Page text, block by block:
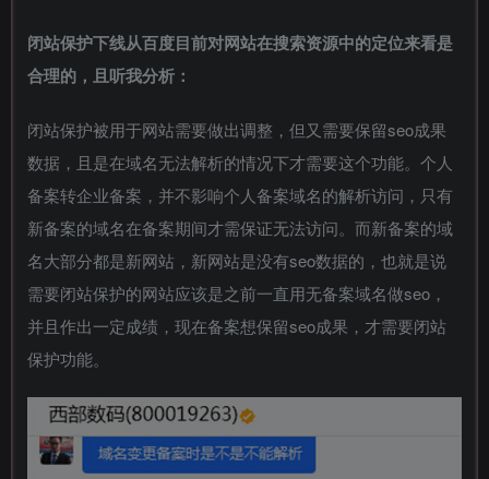
闭站保护下线从百度目前对网站在搜索资源中的定位来看是
合理的，且听我分析：
闭站保护被用于网站需要做出调整，但又需要保留seo成果
数据，且是在域名无法解析的情况下才需要这个功能。个人
备案转企业备案，并不影响个人备案域名的解析访问，只有
新备案的域名在备案期间才需保证无法访问。而新备案的域
名大部分都是新网站，新网站是没有seo数据的，也就是说
需要闭站保护的网站应该是之前一直用无备案域名做seo，
并且作出一定成绩，现在备案想保留seo成果，才需要闭站
保护功能。